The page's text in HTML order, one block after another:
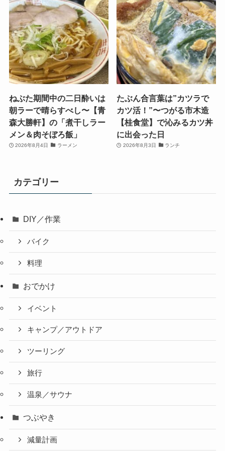
ねぶた期間中の二日酔いは
朝ラーで晴らすべし〜【青
森大勝軒】の「煮干しラー
メン＆肉そぼろ飯」
2026年8月4日 ラーメン
たぶん合言葉は”カツラで
カツ活！”〜つがる市木造
【桂食堂】で沁みるカツ丼
に出会った日
2026年8月3日 ランチ
カテゴリー
DIY／作業
バイク
料理
おでかけ
イベント
キャンプ／アウトドア
ツーリング
旅行
温泉／サウナ
つぶやき
減量計画